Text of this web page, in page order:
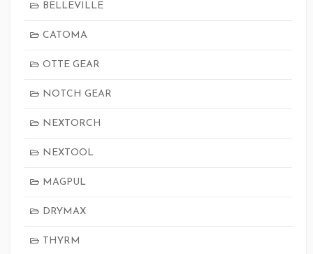
BELLEVILLE
CATOMA
OTTE GEAR
NOTCH GEAR
NEXTORCH
NEXTOOL
MAGPUL
DRYMAX
THYRM